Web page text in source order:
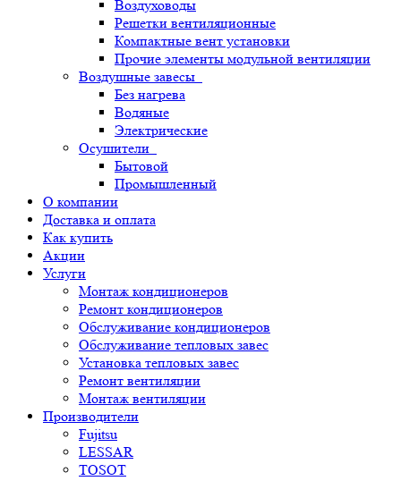
Воздуховоды
Решетки вентиляционные
Компактные вент установки
Прочие элементы модульной вентиляции
Воздушные завесы
Без нагрева
Водяные
Электрические
Осушители
Бытовой
Промышленный
О компании
Доставка и оплата
Как купить
Акции
Услуги
Монтаж кондиционеров
Ремонт кондиционеров
Обслуживание кондиционеров
Обслуживание тепловых завес
Установка тепловых завес
Ремонт вентиляции
Монтаж вентиляции
Производители
Fujitsu
LESSAR
TOSOT